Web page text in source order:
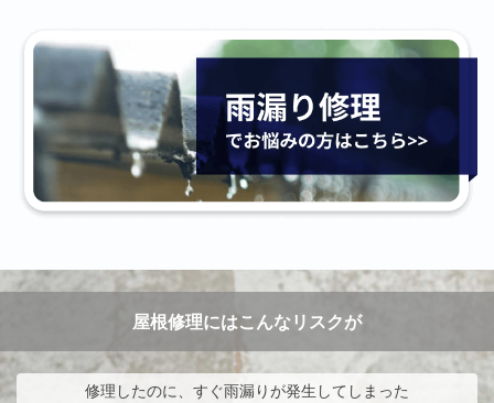
屋根修理にはこんなリスクが
修理したのに、すぐ雨漏りが発生してしまった